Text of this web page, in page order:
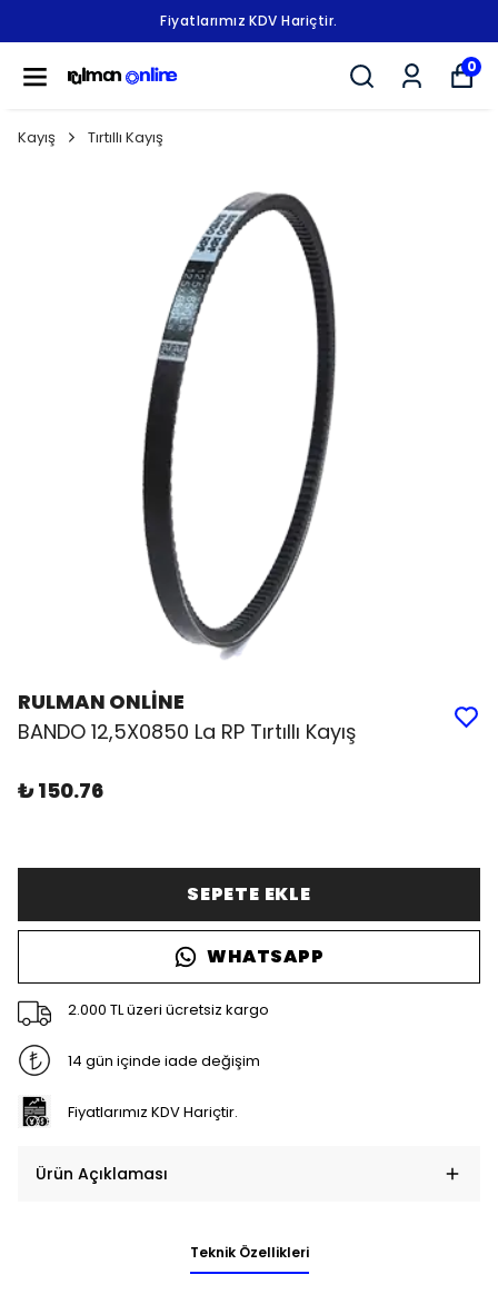
Fiyatlarımız KDV Hariçtir.
0
Kayış Tırtıllı Kayış
RULMAN ONLİNE
BANDO 12,5X0850 La RP Tırtıllı Kayış
₺ 150.76
SEPETE EKLE
WHATSAPP
2.000 TL üzeri ücretsiz kargo
14 gün içinde iade değişim
Fiyatlarımız KDV Hariçtir.
Ürün Açıklaması
Teknik Özellikleri